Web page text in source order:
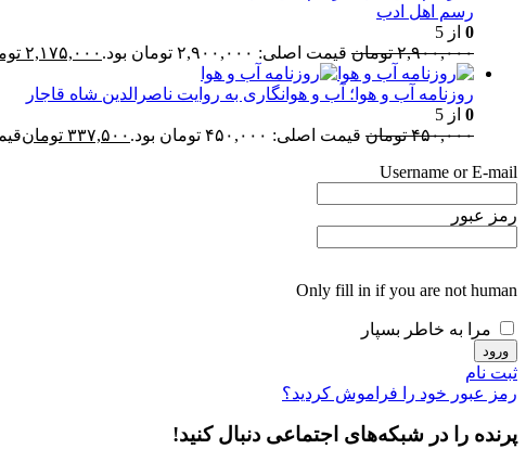
رسم اهل ادب
0 از 5
۲,۹۰۰,۰۰۰ تومان قیمت اصلی: ۲,۹۰۰,۰۰۰ تومان بود. ۲,۱۷۵,۰۰۰
روزنامه آب و هوا؛ آب و هوانگاری به روایت ناصرالدین شاه قاجار
0 از 5
۴۵۰,۰۰۰ تومان قیمت اصلی: ۴۵۰,۰۰۰ تومان بود. ۳۳۷,۵۰۰ تومانقیمت
Username or E-mail
رمز عبور
Only fill in if you are not human
مرا به خاطر بسپار
ثبت نام
رمز عبور خود را فراموش کردید؟
پرنده را در شبکه‌های اجتماعی دنبال کنید!